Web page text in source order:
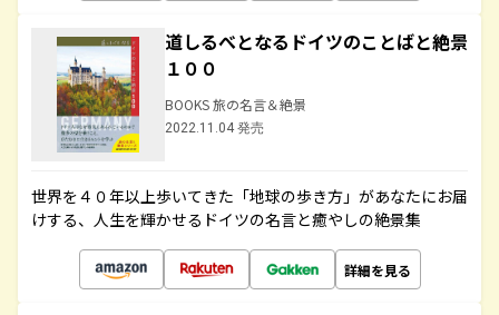
道しるべとなるドイツのことばと絶景
１００
BOOKS 旅の名言＆絶景
2022.11.04 発売
世界を４０年以上歩いてきた「地球の歩き方」があなたにお届
けする、人生を輝かせるドイツの名言と癒やしの絶景集
詳細を見る